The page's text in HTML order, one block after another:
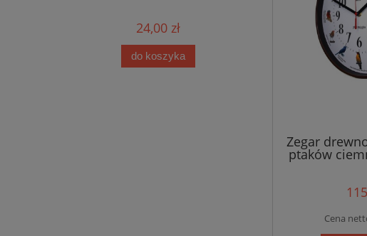
24,00 zł
do koszyka
Zegar
ptaków
Cena